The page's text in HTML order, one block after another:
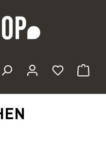
Du hast 0